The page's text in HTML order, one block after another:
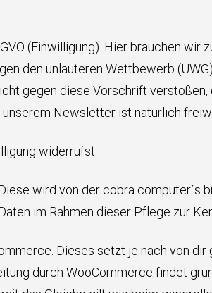
(Einwilligung). Hier brauchen wir
den unlauteren Wettbewerb
gegen diese Vorschrift
Newsletter ist natürlich
widerrufst.
wird von der cobra computer´s
im Rahmen dieser Pflege zur
Dieses setzt je nach von
durch WooCommerce findet